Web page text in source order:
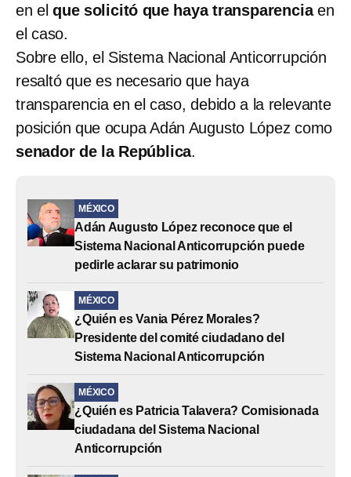
en el que solicitó que haya transparenciaen
el caso.
Sobre ello, el Sistema Nacional Anticorrupción
resaltó que es necesario que haya
transparencia en el caso, debido a la relevante
posición que ocupa Adán Augusto López como
senador de la República.
MÉXICO
Adán Augusto López reconoce que el
Sistema Nacional Anticorrupción puede
pedirle aclarar su patrimonio
MÉXICO
¿Quién es Vania Pérez Morales?
Presidente del comité ciudadano del
Sistema Nacional Anticorrupción
MÉXICO
¿Quién es Patricia Talavera? Comisionada
ciudadana del Sistema Nacional
Anticorrupción